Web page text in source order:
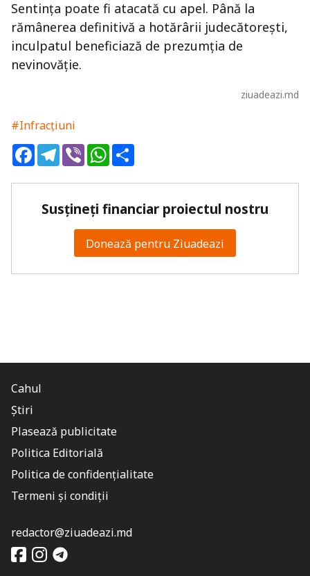
Sentința poate fi atacată cu apel. Până la
rămânerea definitivă a hotărârii judecătorești,
inculpatul beneficiază de prezumția de
nevinovăție.
ziuadeazi.md
#Infracțiuni
FacebookTelegram
ViberWhatsApp
Susțineți financiar proiectul nostru
Donează pentru Ziuadeazi
Cahul
Știri
Plasează publicitate
Politica Editorială
Politica de confidențialitate
Termeni și condiții
redactor@ziuadeazi.md